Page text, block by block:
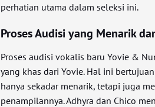
perhatian utama dalam seleksi ini.
Proses Audisi yang Menarik
Proses audisi vokalis baru Yovie &
yang khas dari Yovie. Hal ini
hanya sekadar menarik, tetapi juga
penampilannya. Adhyra dan Chico